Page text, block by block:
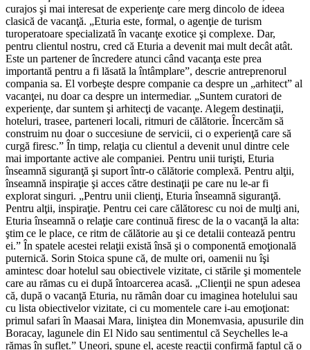
curajos şi mai interesat de experienţe care merg dincolo de ideea
clasică de vacanţă. „Eturia este, formal, o agenţie de turism
turoperatoare specializată în vacanţe exotice şi complexe. Dar,
pentru clientul nostru, cred că Eturia a devenit mai mult decât atât.
Este un partener de încredere atunci când vacanţa este prea
importantă pentru a fi lăsată la întâmplare”, descrie antreprenorul
compania sa. El vorbeşte despre companie ca despre un „arhitect” al
vacanţei, nu doar ca despre un intermediar. „Suntem curatori de
experienţe, dar suntem şi arhitecţi de vacanţe. Alegem destinaţii,
hoteluri, trasee, parteneri locali, ritmuri de călătorie. Încercăm să
construim nu doar o succesiune de servicii, ci o experienţă care să
curgă firesc.” În timp, relaţia cu clientul a devenit unul dintre cele
mai importante active ale companiei. Pentru unii turişti, Eturia
înseamnă siguranţă şi suport într-o călătorie complexă. Pentru alţii,
înseamnă inspiraţie şi acces către destinaţii pe care nu le-ar fi
explorat singuri. „Pentru unii clienţi, Eturia înseamnă siguranţă.
Pentru alţii, inspiraţie. Pentru cei care călătoresc cu noi de mulţi ani,
Eturia înseamnă o relaţie care continuă firesc de la o vacanţă la alta:
ştim ce le place, ce ritm de călătorie au şi ce detalii contează pentru
ei.” În spatele acestei relaţii există însă şi o componentă emoţională
puternică. Sorin Stoica spune că, de multe ori, oamenii nu îşi
amintesc doar hotelul sau obiectivele vizitate, ci stările şi momentele
care au rămas cu ei după întoarcerea acasă. „Clienţii ne spun adesea
că, după o vacanţă Eturia, nu rămân doar cu imaginea hotelului sau
cu lista obiectivelor vizitate, ci cu momentele care i-au emoţionat:
primul safari în Maasai Mara, liniştea din Monemvasia, apusurile din
Boracay, lagunele din El Nido sau sentimentul că Seychelles le-a
rămas în suflet.” Uneori, spune el, aceste reacţii confirmă faptul că o